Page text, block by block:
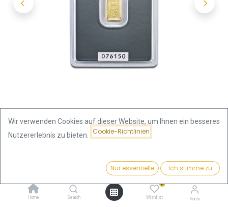
Preis:
144,95€ Kaufen
Home Search
0
Wishlist Konto
1 Gramm Goldbarren | Heraeus
Wir verwenden Cookies auf dieser Website, um Ihnen ein besseres
Nutzererlebnis zu bieten.
Cookie-Richtlinien
Nur essentielle Ich stimme zu